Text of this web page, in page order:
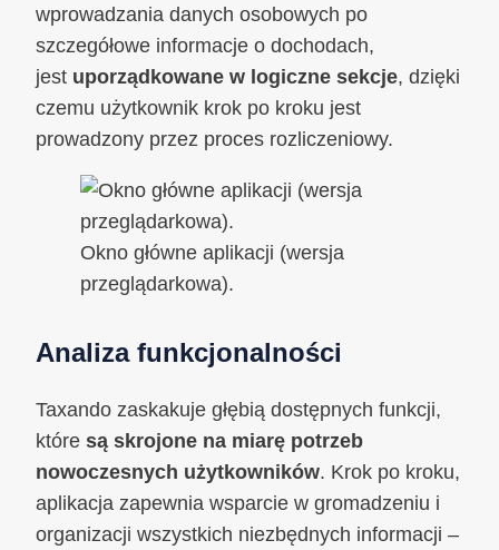
wprowadzania danych osobowych po
szczegółowe informacje o dochodach,
jest uporządkowane w logiczne sekcje, dzięki
czemu użytkownik krok po kroku jest
prowadzony przez proces rozliczeniowy.
Okno główne aplikacji (wersja
przeglądarkowa).
Analiza funkcjonalności
Taxando zaskakuje głębią dostępnych funkcji,
które są skrojone na miarę potrzeb
nowoczesnych użytkowników. Krok po kroku,
aplikacja zapewnia wsparcie w gromadzeniu i
organizacji wszystkich niezbędnych informacji –